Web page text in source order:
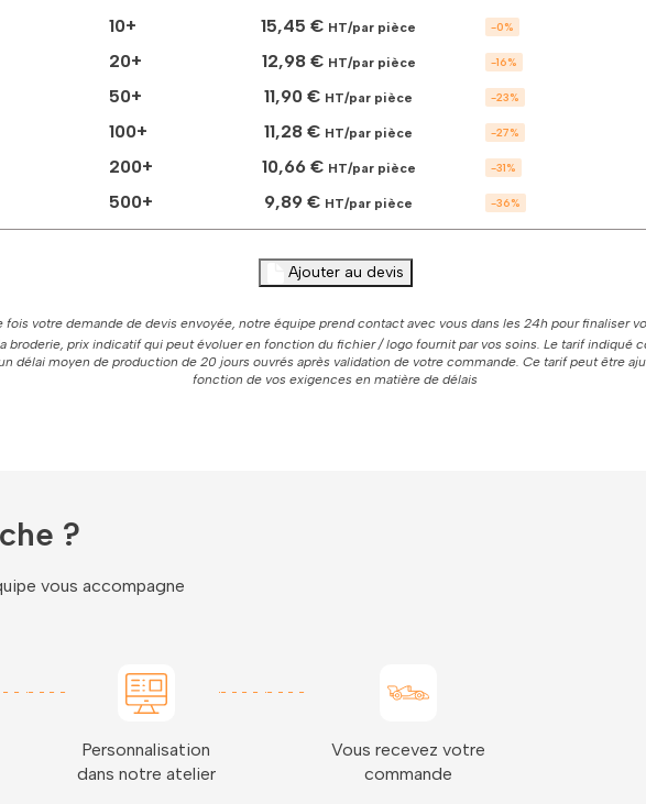
sport
femme
personnaliser
10+ 15,45 € HT/par pièce -0%
20+ 12,98 € HT/par pièce -16%
50+ 11,90 € HT/par pièce -23%
100+ 11,28 € HT/par pièce -27%
200+ 10,66 € HT/par pièce -31%
500+ 9,89 € HT/par pièce -36%
Ajouter au devis
fois votre demande de devis envoyée, notre équipe prend contact avec vous dans les 24h pour finaliser
broderie, prix indicatif qui peut évoluer en fonction du fichier / logo fournit par vos soins. Le tarif indiqué
délai moyen de production de 20 jours ouvrés après validation de votre commande. Ce tarif peut être
fonction de vos exigences en matière de délais
?
vous accompagne
Personnalisation
dans notre atelier
Vous recevez votre
commande